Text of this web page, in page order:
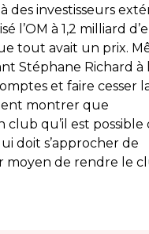
des investisseurs
l’OM à 1,2 milliard
tout avait un prix.
Stéphane Richard à
et faire cesser
montrer que
club qu’il est possible
doit s’approcher de
moyen de rendre le